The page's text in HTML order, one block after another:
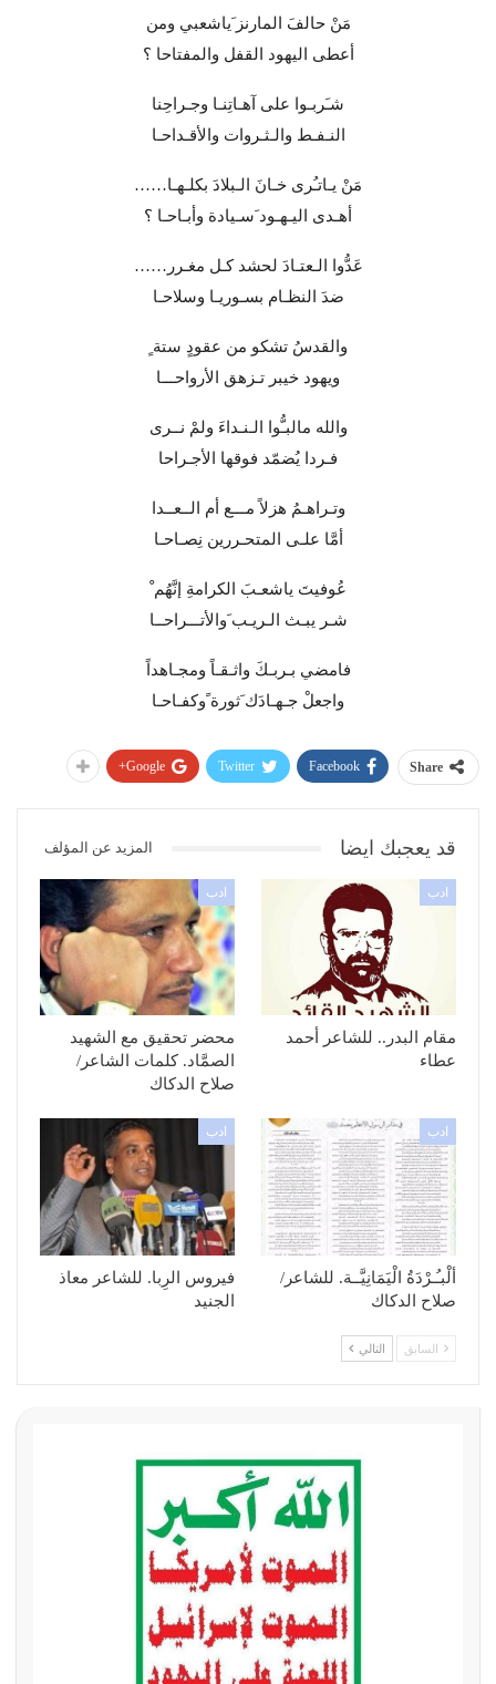
مَنْ حالفَ المارنز َياشعبي ومن
أعطى اليهود القفل والمفتاحا ؟
شـَربـوا على آهـاتِنـا وجـراحِنا
النـفـط والـثـروات والأقـداحـا
مَنْ يـاتـُرى خـانَ الـبلادَ بكلـهـا……
أهـدى اليـهـود َسـيادة وأبـاحـا ؟
عَدُّوا الـعتـادَ لحشد كـل مغـرر……
ضدَ النظـام بسـوريـا وسلاحـا
والقدسُ تشكو من عقودٍ ستة ٍ
ويهود خيبر تـزهق الأرواحـــا
والله مالبـُّوا الـنـداءَ ولمْ نــرى
فـردا يُضمّد فوقها الأجـراحا
وتـراهـمُ هزلاً مـــع أم الــعــدا
أمَّا علـى المتحـررين نِصـاحـا
عُوفيتَ ياشعـبَ الكرامةِ إنَّهُم ْ
شـر يبـث الـريـب َوالأتـــراحــا
فامضي بـربـكَ واثـقـاً ومجـاهداً
واجعلْ جـهـادَك َثورة ًوكفـاحـا
Share
Facebook
Twitter
Google+
قد يعجبك ايضا المزيد عن المؤلف
ادب
مقام البدر.. للشاعر أحمد
عطاء
ادب
محضر تحقيق مع الشهيد
الصمَّاد. كلمات الشاعر/
صلاح الدكاك
ادب
ألْبـُـرْدَةُ الْيَمَانِيَّــة. للشاعر/
صلاح الدكاك
ادب
فيروس الرِبا. للشاعر معاذ
الجنيد
السابق التالي